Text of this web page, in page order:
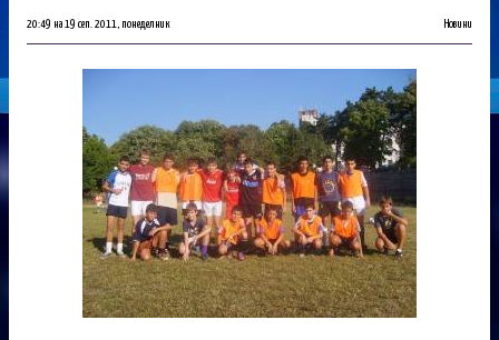
20:49 на 19 сеп. 2011, понеделник Новини